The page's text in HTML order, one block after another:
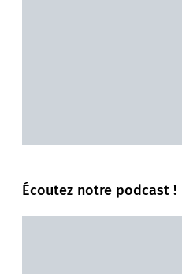
Écoutez notre podcast !